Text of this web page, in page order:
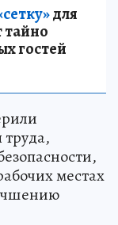
для
тайно
гостей
местах